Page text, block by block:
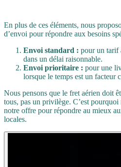
En plus de ces éléments, nous
d’envoi pour répondre aux besoins
Envoi standard : pour un tarif
dans un délai raisonnable.
Envoi prioritaire : pour une
lorsque le temps est un facteur
Nous pensons que le fret aérien doit
tous, pas un privilège. C’est pourquoi
notre offre pour répondre au mieux
locales.